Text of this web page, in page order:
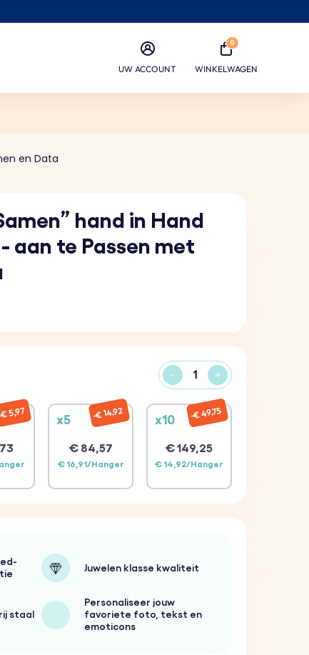
UW ACCOUNT
0
WINKELWAGEN
en Data
hand in Hand
aan te Passen met
- +
€ 5,97 x5
€ 84,57
€ 16,91/Hanger
€ 14,92 x10
€ 149,25
€ 14,92/Hanger
€ 49,75
Juwelen klasse kwaliteit
staal
Personaliseer jouw
favoriete foto, tekst en
emoticons